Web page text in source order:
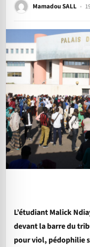
Mamadou SALL
L’étudiant Malick
devant la barre du
pour viol, pédophilie